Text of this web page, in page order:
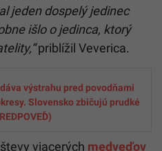
jeden dospelý jedinec
išlo o jedinca, ktorý
priblížil Veverica.
výstrahu pred povodňami
Slovensko zbičujú prudké
viacerých medveďov